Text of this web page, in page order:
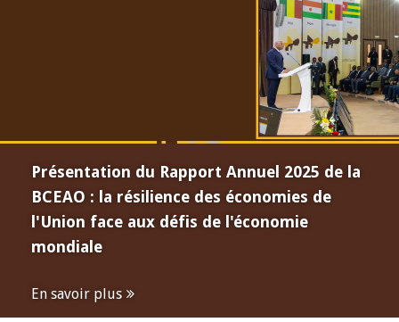
Présentation du Rapport Annuel 2025 de la
BCEAO : la résilience des économies de
l'Union face aux défis de l'économie
mondiale
En savoir plus